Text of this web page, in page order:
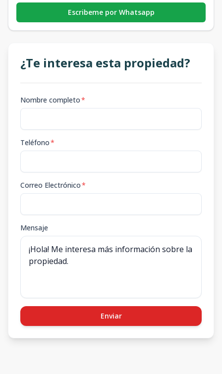
Escribeme por Whatsapp
¿Te interesa esta propiedad?
Nombre completo*
Teléfono*
Correo Electrónico*
Mensaje
Enviar